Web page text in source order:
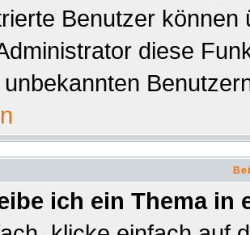
Benutzer
diese
ich ein Thema in